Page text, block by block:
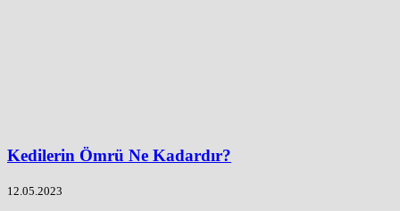
Kedilerin Ömrü Ne Kadardır?
12.05.2023